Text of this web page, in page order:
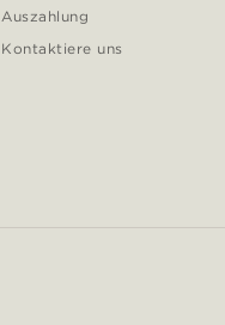
Auszahlung
Kontaktiere uns